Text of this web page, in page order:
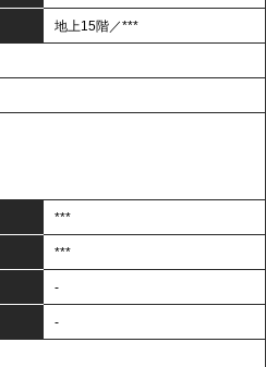
地上15階／***
***
***
-
-